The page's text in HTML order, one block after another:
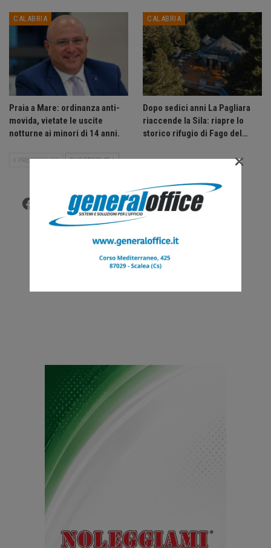
CALABRIA
Praia a Mare: ordinanza anti-
movida, vietate le uscite
notturne ai minori di 14 anni.
CALABRIA
Dopo sedici anni La Pagliara
riaccende la Sila: riapre lo
storico rifugio di Fago del…
PRECEDENTE SUCCESSIVO
Facebook
Twitter
×